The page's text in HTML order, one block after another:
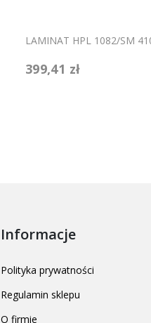
399,41 zł
Informacje
Polityka prywatności
Regulamin sklepu
O firmie